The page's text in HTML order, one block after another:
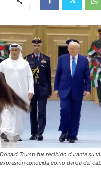
Donald Trump fue recibido durante su
expresión conocida como danza del